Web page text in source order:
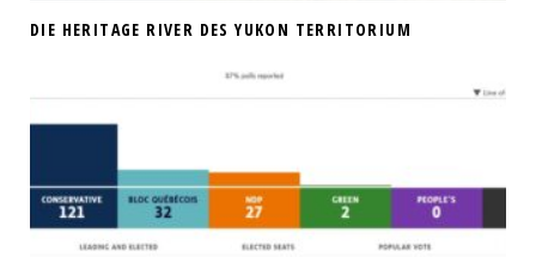
DIE HERITAGE RIVER DES YUKON TERRITORIUM